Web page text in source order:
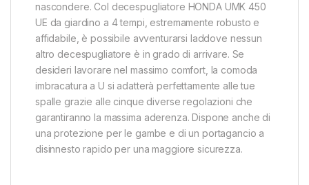
nascondere. Col decespugliatore HONDA UMK 450
UE da giardino a 4 tempi, estremamente robusto e
affidabile, è possibile avventurarsi laddove nessun
altro decespugliatore è in grado di arrivare. Se
desideri lavorare nel massimo comfort, la comoda
imbracatura a U si adatterà perfettamente alle tue
spalle grazie alle cinque diverse regolazioni che
garantiranno la massima aderenza. Dispone anche di
una protezione per le gambe e di un portagancio a
disinnesto rapido per una maggiore sicurezza.